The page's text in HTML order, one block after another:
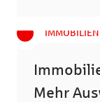
Mehr